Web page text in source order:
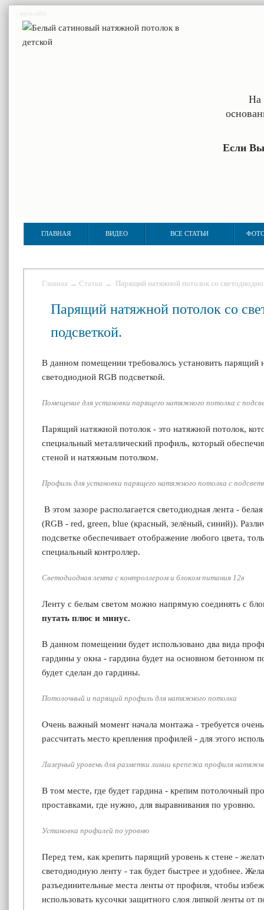
карта сайта
На
Если Вы
ГЛАВНАЯ ВИДЕО ВСЕ СТАТЬИ
Главная → Статьи → Парящий натяжной потолок со
Парящий натяжной потолок со
подсветкой.
В данном помещении требовалось установить парящий
светодиодной RGB подсветкой.
Помещение для установки парящего натяжного потолка с
Парящий натяжной потолок - это натяжной потолок,
специальный металлический профиль, который
стеной и натяжным потолком.
Профиль для установки парящего натяжного потолка с
В этом зазоре располагается светодиодная лента -
(RGB - red, green, blue (красный, зелёный, синий)).
подсветке обеспечивает отображение любого цвета,
специальный контроллер.
Светодиодная лента с контроллером и блоком питания 12в
Ленту с белым светом можно напрямую соединять с
путать плюс и минус.
В данном помещении будет использовано два вида
гардины у окна - гардина будет на основном бетонном
будет сделан до гардины.
Потолочный и парящий профиль для натяжного потолка
Очень важный момент начала монтажа - требуется
рассчитать место крепления профилей - для этого
Лазерный уровень для разметки линии крепежа профиля
В том месте, где будет гардина - крепим потолочный
проставками, где нужно, для выравнивания по уровню.
Установка профилей по уровню
Перед тем, как крепить парящий уровень к стене -
светодиодную ленту - так будет быстрее и удобнее.
разъединительные места ленты от профиля, чтобы
использовать кусочки защитного слоя липкой ленты от